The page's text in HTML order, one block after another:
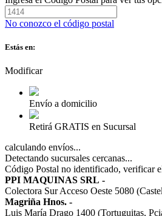
No conozco el código postal
Estás en:
Modificar
Envío a domicilio
Retirá GRATIS en Sucursal
calculando envíos...
Detectando sucursales cercanas...
Código Postal no identificado, verificar
PPI MAQUINAS SRL -
Colectora Sur Acceso Oeste 5080
Magriña Hnos. -
Luis María Drago 1400 (Tortuguitas,